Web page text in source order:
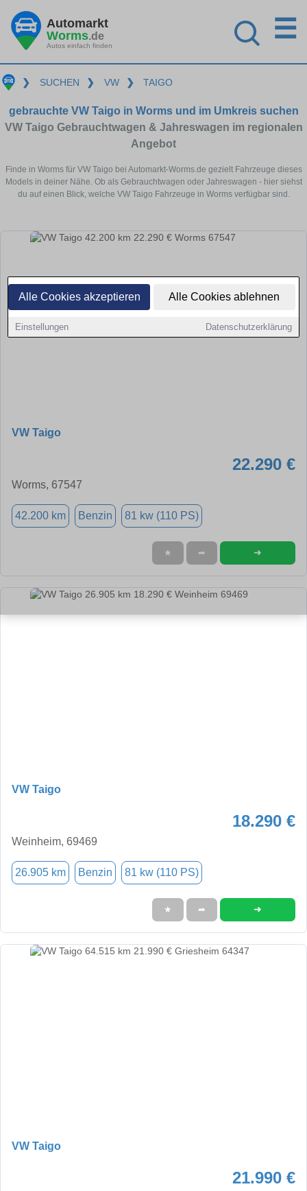
Alle Cookies akzeptieren Alle Cookies ablehnen
Einstellungen Datenschutzerklärung
Automarkt
Worms.de
Autos einfach finden
☰
❯ SUCHEN ❯ VW ❯ TAIGO
gebrauchte VW Taigo in Worms und im Umkreis suchen
VW Taigo Gebrauchtwagen & Jahreswagen im regionalen
Angebot
Finde in Worms für VW Taigo bei Automarkt-Worms.de gezielt Fahrzeuge dieses
Models in deiner Nähe. Ob als Gebrauchtwagen oder Jahreswagen - hier siehst
du auf einen Blick, welche VW Taigo Fahrzeuge in Worms verfügbar sind.
VW Taigo
22.290 €
Worms, 67547
42.200 km Benzin 81 kw (110 PS)
★ ➦ ➜
VW Taigo
18.290 €
Weinheim, 69469
26.905 km Benzin 81 kw (110 PS)
★ ➦ ➜
VW Taigo
21.990 €